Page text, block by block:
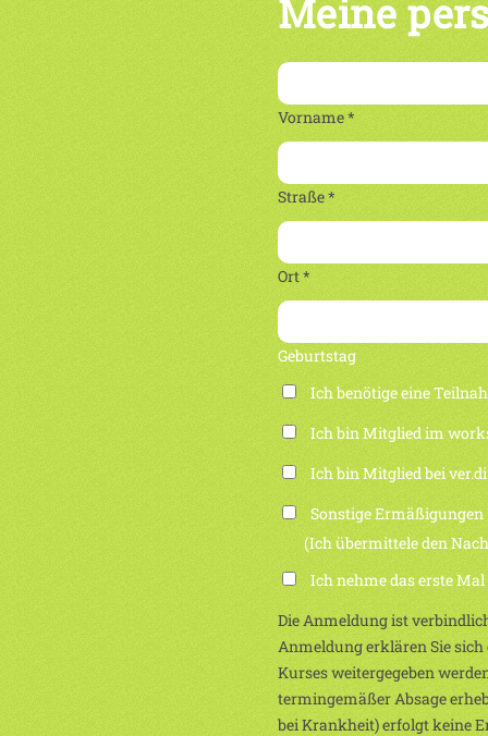
Meine
Vorname *
Straße *
Ort *
Geburtstag
Ich benötige eine
Ich bin Mitglied im
Ich bin Mitglied bei ver.di
Sonstige Ermäßigungen
(Ich übermittele den
Ich nehme das erste
Die Anmeldung ist
Anmeldung erklären Sie
Kurses weitergegeben
termingemäßer Absage
bei Krankheit) erfolgt keine